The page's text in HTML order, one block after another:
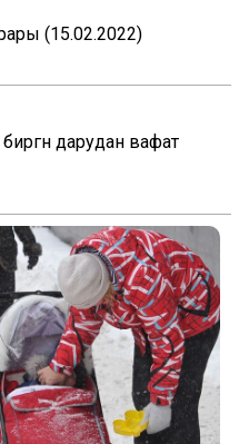
(15.02.2022)
дарудан вафат